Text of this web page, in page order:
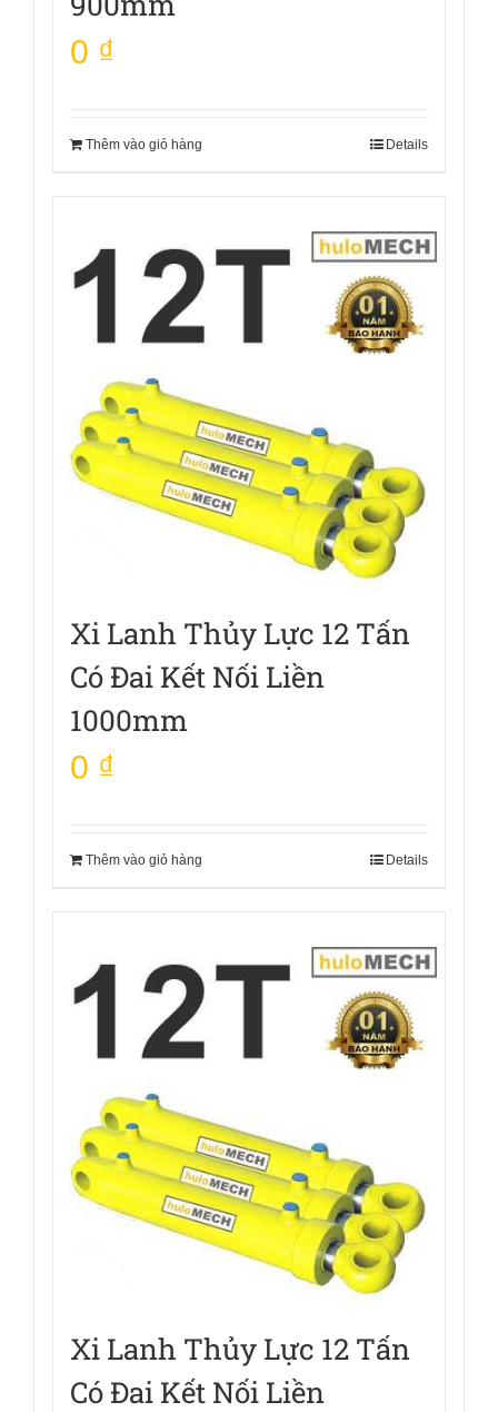
0 ₫
Thêm vào giỏ hàng Details
Xi Lanh Thủy Lực 12 Tấn
Có Đai Kết Nối Liền
1000mm
0 ₫
Thêm vào giỏ hàng Details
Xi Lanh Thủy Lực 12 Tấn
Có Đai Kết Nối Liền